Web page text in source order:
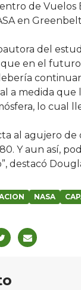
de Vuelos
en
del
en el
a medida que
lo cual
al agujero de
Y aun así,
destacó
NASA